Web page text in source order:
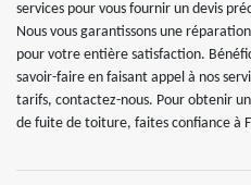
services pour vous fournir un devis
Nous vous garantissons une
pour votre entière satisfaction.
savoir-faire en faisant appel à nos
tarifs, contactez-nous. Pour obtenir
de fuite de toiture, faites confiance à